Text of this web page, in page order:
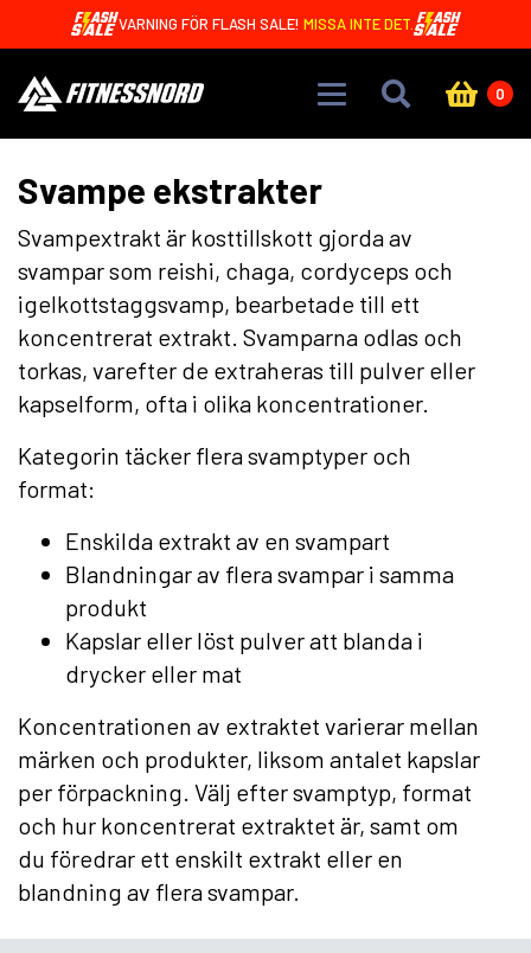
Skip to main contentVARNING FÖR FLASH SALE! MISSA INTE DET.
0
Svampe ekstrakter
Svampextrakt är kosttillskott gjorda av
svampar som reishi, chaga, cordyceps och
igelkottstaggsvamp, bearbetade till ett
koncentrerat extrakt. Svamparna odlas och
torkas, varefter de extraheras till pulver eller
kapselform, ofta i olika koncentrationer.
Kategorin täcker flera svamptyper och
format:
Enskilda extrakt av en svampart
Blandningar av flera svampar i samma
produkt
Kapslar eller löst pulver att blanda i
drycker eller mat
Koncentrationen av extraktet varierar mellan
märken och produkter, liksom antalet kapslar
per förpackning. Välj efter svamptyp, format
och hur koncentrerat extraktet är, samt om
du föredrar ett enskilt extrakt eller en
blandning av flera svampar.